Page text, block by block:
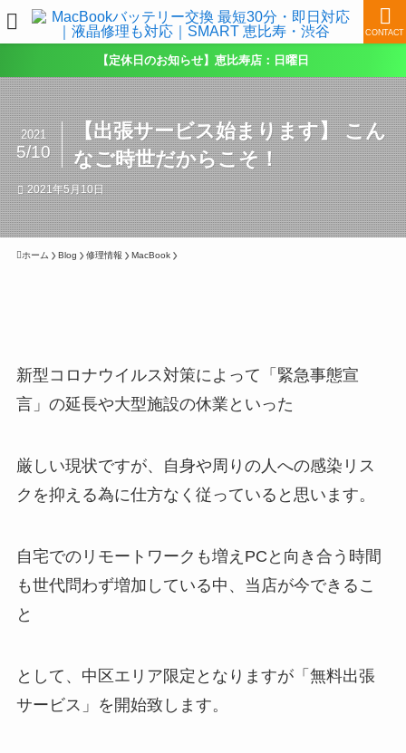
CONTACT
【定休日のお知らせ】恵比寿店：日曜日
【出張サービス始まります】 こん
なご時世だからこそ！
2021
5/10
2021年5月10日
ホーム Blog 修理情報 MacBook
新型コロナウイルス対策によって「緊急事態宣
言」の延長や大型施設の休業といった
厳しい現状ですが、自身や周りの人への感染リス
クを抑える為に仕方なく従っていると思います。
自宅でのリモートワークも増えPCと向き合う時間
も世代問わず増加している中、当店が今できるこ
と
として、中区エリア限定となりますが「無料出張
サービス」を開始致します。